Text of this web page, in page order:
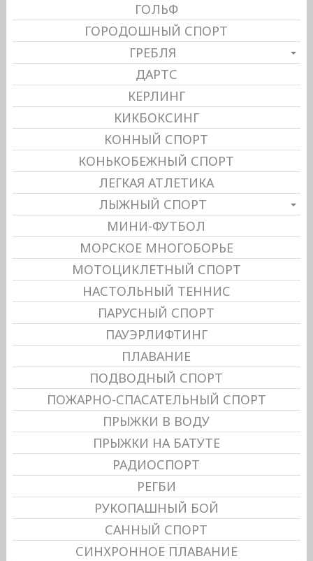
ГОЛЬФ
ГОРОДОШНЫЙ СПОРТ
ГРЕБЛЯ
ДАРТС
КЕРЛИНГ
КИКБОКСИНГ
КОННЫЙ СПОРТ
КОНЬКОБЕЖНЫЙ СПОРТ
ЛЕГКАЯ АТЛЕТИКА
ЛЫЖНЫЙ СПОРТ
МИНИ-ФУТБОЛ
МОРСКОЕ МНОГОБОРЬЕ
МОТОЦИКЛЕТНЫЙ СПОРТ
НАСТОЛЬНЫЙ ТЕННИС
ПАРУСНЫЙ СПОРТ
ПАУЭРЛИФТИНГ
ПЛАВАНИЕ
ПОДВОДНЫЙ СПОРТ
ПОЖАРНО-СПАСАТЕЛЬНЫЙ СПОРТ
ПРЫЖКИ В ВОДУ
ПРЫЖКИ НА БАТУТЕ
РАДИОСПОРТ
РЕГБИ
РУКОПАШНЫЙ БОЙ
САННЫЙ СПОРТ
СИНХРОННОЕ ПЛАВАНИЕ